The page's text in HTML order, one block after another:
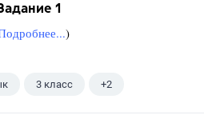
1
)
3 класс +2